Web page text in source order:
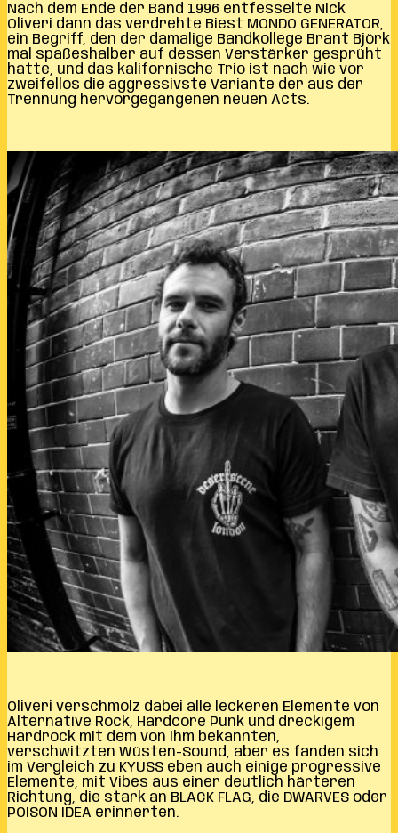
Nach dem Ende der Band 1996 entfesselte Nick
Oliveri dann das verdrehte Biest MONDO GENERATOR,
ein Begriff, den der damalige Bandkollege Brant Björk
mal spaßeshalber auf dessen Verstärker gesprüht
hatte, und das kalifornische Trio ist nach wie vor
zweifellos die aggressivste Variante der aus der
Trennung hervorgegangenen neuen Acts.
Oliveri verschmolz dabei alle leckeren Elemente von
Alternative Rock, Hardcore Punk und dreckigem
Hardrock mit dem von ihm bekannten,
verschwitzten Wüsten-Sound, aber es fanden sich
im Vergleich zu KYUSS eben auch einige progressive
Elemente, mit Vibes aus einer deutlich härteren
Richtung, die stark an BLACK FLAG, die DWARVES oder
POISON IDEA erinnerten.